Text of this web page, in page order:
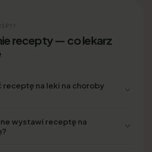
recepty — co lekarz
receptę na leki na choroby
wystawi receptę na